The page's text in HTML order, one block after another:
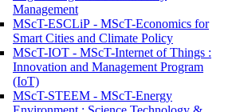
Management
MScT-ESCLiP - MScT-Economics for
Smart Cities and Climate Policy
MScT-IOT - MScT-Internet of Things :
Innovation and Management Program
(IoT)
MScT-STEEM - MScT-Energy